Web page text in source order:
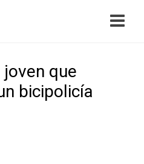
que
bicipolicía